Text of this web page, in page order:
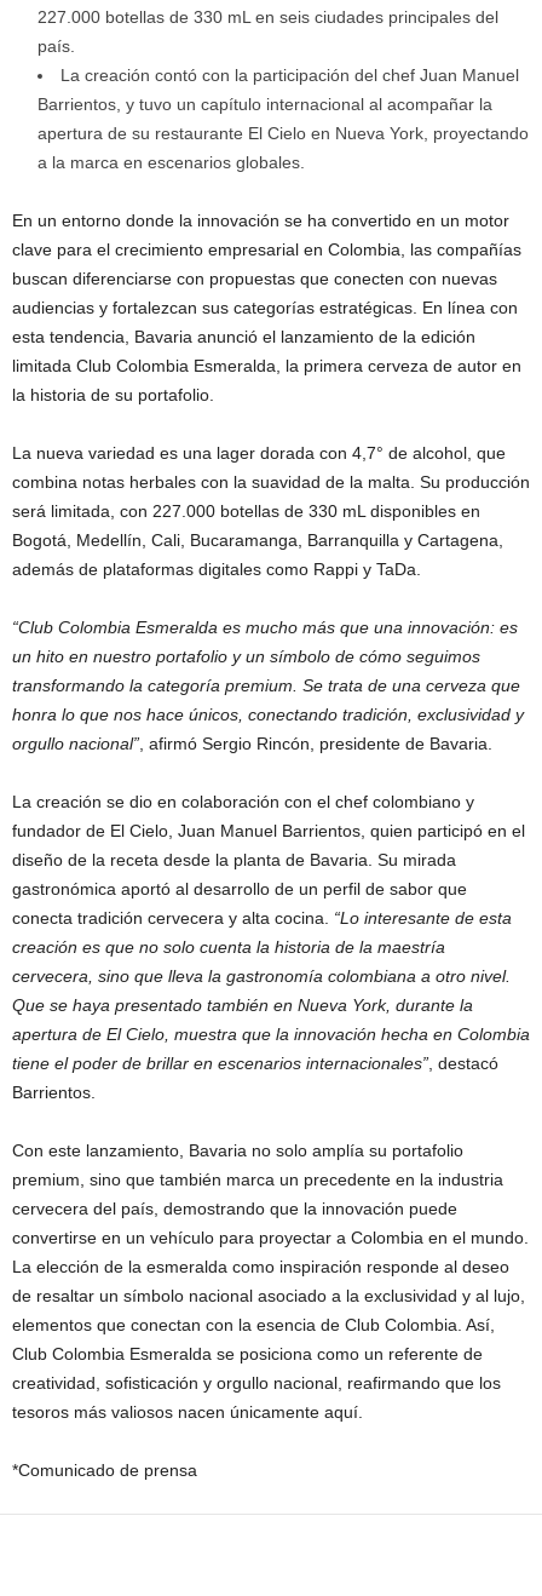
227.000 botellas de 330 mL en seis ciudades principales del
país.
La creación contó con la participación del chef Juan Manuel
Barrientos, y tuvo un capítulo internacional al acompañar la
apertura de su restaurante El Cielo en Nueva York, proyectando
a la marca en escenarios globales.
En un entorno donde la innovación se ha convertido en un motor
clave para el crecimiento empresarial en Colombia, las compañías
buscan diferenciarse con propuestas que conecten con nuevas
audiencias y fortalezcan sus categorías estratégicas. En línea con
esta tendencia, Bavaria anunció el lanzamiento de la edición
limitada Club Colombia Esmeralda, la primera cerveza de autor en
la historia de su portafolio.
La nueva variedad es una lager dorada con 4,7° de alcohol, que
combina notas herbales con la suavidad de la malta. Su producción
será limitada, con 227.000 botellas de 330 mL disponibles en
Bogotá, Medellín, Cali, Bucaramanga, Barranquilla y Cartagena,
además de plataformas digitales como Rappi y TaDa.
“Club Colombia Esmeralda es mucho más que una innovación: es
un hito en nuestro portafolio y un símbolo de cómo seguimos
transformando la categoría premium. Se trata de una cerveza que
honra lo que nos hace únicos, conectando tradición, exclusividad y
orgullo nacional” , afirmó Sergio Rincón, presidente de Bavaria.
La creación se dio en colaboración con el chef colombiano y
fundador de El Cielo, Juan Manuel Barrientos, quien participó en el
diseño de la receta desde la planta de Bavaria. Su mirada
gastronómica aportó al desarrollo de un perfil de sabor que
conecta tradición cervecera y alta cocina.
“Lo interesante de esta
creación es que no solo cuenta la historia de la maestría
cervecera, sino que lleva la gastronomía colombiana a otro nivel.
Que se haya presentado también en Nueva York, durante la
apertura de El Cielo, muestra que la innovación hecha en Colombia
tiene el poder de brillar en escenarios internacionales” , destacó
Barrientos.
Con este lanzamiento, Bavaria no solo amplía su portafolio
premium, sino que también marca un precedente en la industria
cervecera del país, demostrando que la innovación puede
convertirse en un vehículo para proyectar a Colombia en el mundo.
La elección de la esmeralda como inspiración responde al deseo
de resaltar un símbolo nacional asociado a la exclusividad y al lujo,
elementos que conectan con la esencia de Club Colombia. Así,
Club Colombia Esmeralda se posiciona como un referente de
creatividad, sofisticación y orgullo nacional, reafirmando que los
tesoros más valiosos nacen únicamente aquí.
*Comunicado de prensa